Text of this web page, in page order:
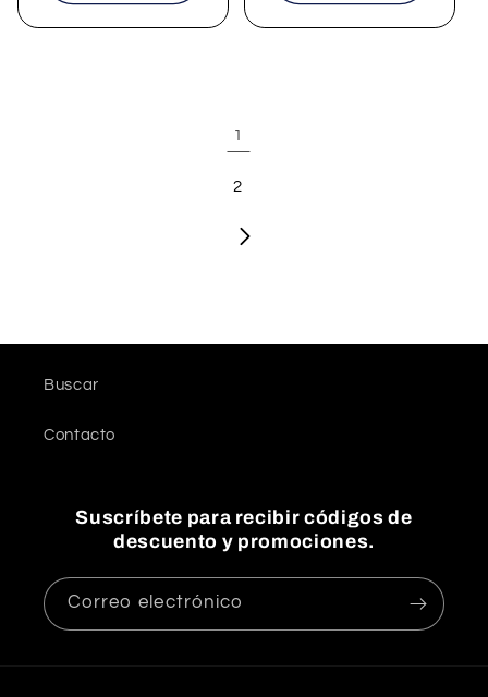
1
2
Buscar
Contacto
Suscríbete para recibir códigos de
descuento y promociones.
Correo electrónico